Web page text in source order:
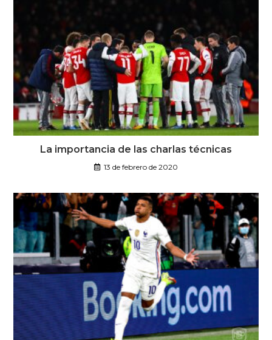
La importancia de las charlas técnicas
13 de febrero de 2020